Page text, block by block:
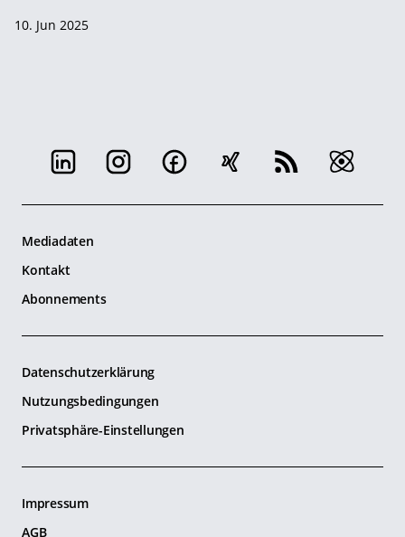
10. Jun 2025
Mediadaten
Kontakt
Abonnements
Datenschutzerklärung
Nutzungsbedingungen
Privatsphäre-Einstellungen
Impressum
AGB